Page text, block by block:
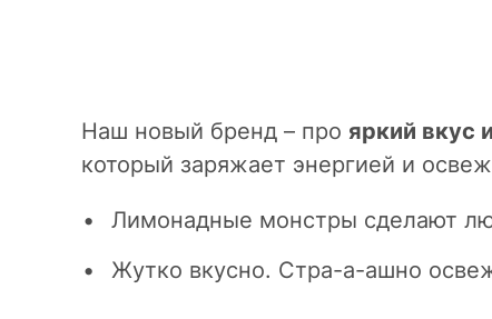
Наш новый бренд – про яркий вкус
который заряжает энергией и
Лимонадные монстры сделают
Жутко вкусно. Стра-а-ашно